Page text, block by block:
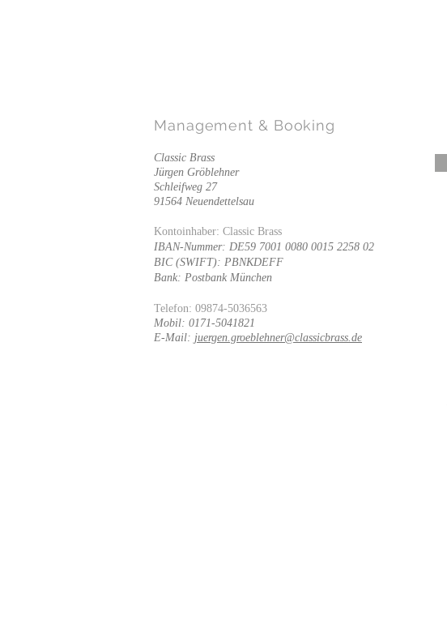
Management & Booking
Classic Brass
Jürgen Gröblehner
Schleifweg 27
91564 Neuendettelsau
Kontoinhaber: Classic Brass
IBAN-Nummer: DE59 7001 0080 0015 2258 02
BIC (SWIFT): PBNKDEFF
Bank: Postbank München
Telefon: 09874-5036563
Mobil: 0171-5041821
E-Mail: juergen.groeblehner@classicbrass.de